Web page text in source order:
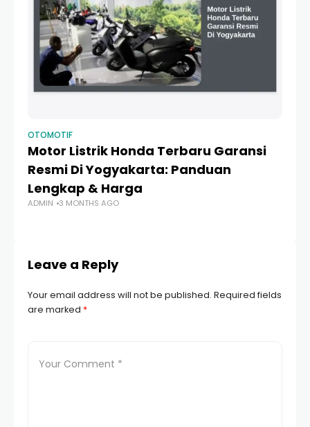
OTOMOTIF
Motor Listrik Honda Terbaru Garansi
Resmi Di Yogyakarta: Panduan
Lengkap & Harga
ADMIN 3 MONTHS AGO
Leave a Reply
Your email address will not be published. Required fields
are marked *